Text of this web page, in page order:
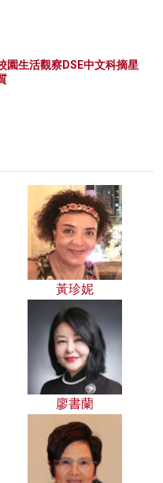
園生活觀察DSE中文科摘星
黃珍妮
廖書蘭